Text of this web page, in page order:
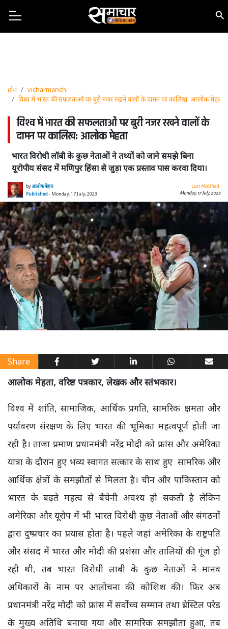
होम
vicharmanch
विश्व में भारत की सफलताओं पर बुरी नजर रखने वालों के दामन पर कालिख: आलोक मेहता
विश्व में भारत की सफलताओं पर बुरी नजर रखने वालों के
दामन पर कालिख: आलोक मेहता
भारत विरोधी लॉबी के कुछ नेताओं ने तथ्यों को जाने समझे बिना
यूरोपीय संसद में मणिपुर हिंसा से जुड़ा एक प्रस्ताव पास करवा दिया।
byआलोक मेहता
Published- Monday, 17 July, 2023
Last Modified:
Monday, 17 July, 2023
Share
आलोक मेहता, वरिष्ठ पत्रकार, लेखक और स्तंभकार।
विश्व में शांति, सामाजिक, आर्थिक प्रगति, सामरिक क्षमता और
पर्यावरण संरक्षण के लिए भारत की भूमिका महत्वपूर्ण होती जा
रही है। ताजा प्रमाण प्रधानमंत्री नरेंद्र मोदी को फ्रांस और अमेरिका
यात्रा के दौरान हुए भव्य स्वागत सत्कार के साथ हुए सामरिक और
आर्थिक क्षेत्रों के समझौतों से मिलता है। चीन और पाकिस्तान को
भारत के बढ़ते महत्व से बैचेनी अवश्य हो सकती है लेकिन
अमेरिका और यूरोप में भी भारत विरोधी कुछ नेताओं और संगठनों
द्वारा दुष्प्रचार का प्रयास होता है। पहले जहां अमेरिका के राष्ट्रपति
और संसद में भारत और मोदी की प्रशंसा और तालियों की गूंज हो
रही थी, तब भारत विरोधी लाबी के कुछ नेताओं ने मानव
अधिकारों के नाम पर आलोचना की कोशिश की। फिर अब
प्रधानमंत्री नरेंद्र मोदी को फ्रांस में सर्वोच्च सम्मान तथा ब्रेस्टिल परेड
के मुख्य अतिथि बनाया गया और सामरिक समझौता हुआ, तब